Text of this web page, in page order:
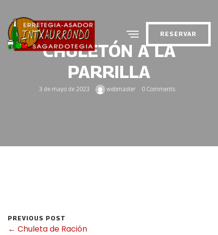
RESERVAR
CHULETÓN A LA
PARRILLA
3 de mayo de 2023 webmaster 0 Comments
PREVIOUS POST
← Chuleta de Ración